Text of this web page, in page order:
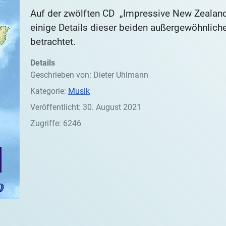
Auf der zwölften CD „Impressive New
einige Details dieser beiden
betrachtet.
Details
Geschrieben von: Dieter Uhlmann
Kategorie: Musik
Veröffentlicht: 30. August 2021
Zugriffe: 6246